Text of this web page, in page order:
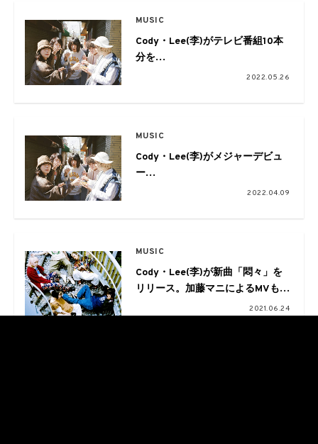
MUSIC
Cody・Lee(李)がテレビ番組10本
分を
詰め込んだ新作MVを公開。2022.05.26
MUSIC
Cody・Lee(李)がメジャーデビュ
ー
鳥
2022.04.09
MUSIC
Cody・Lee(李)が新曲「悶々」を
リリース。加藤マニによるMVも公
2021.06.24